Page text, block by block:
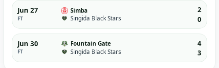
Jun 27
FT
Simba
Singida Black Stars
2
0
Jun 30
FT
Fountain Gate
Singida Black Stars
4
3